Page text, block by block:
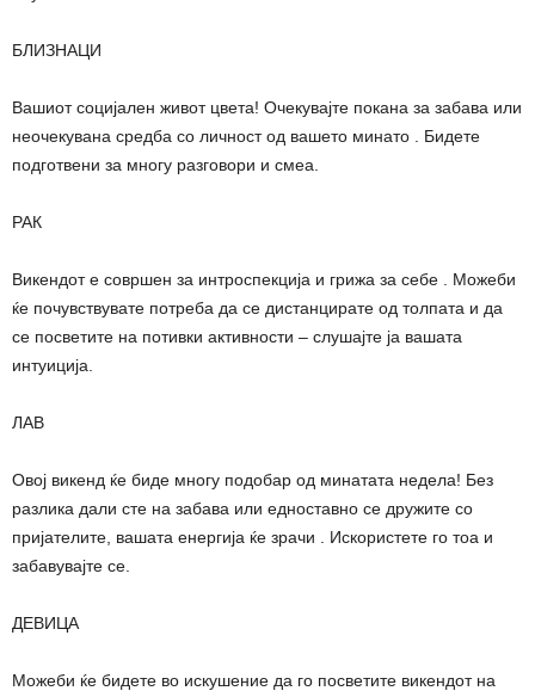
БЛИЗНАЦИ
Вашиот социјален живот цвета! Очекувајте покана за забава или
неочекувана средба со личност од вашето минато . Бидете
подготвени за многу разговори и смеа.
РАК
Викендот е совршен за интроспекција и грижа за себе . Можеби
ќе почувствувате потреба да се дистанцирате од толпата и да
се посветите на потивки активности – слушајте ја вашата
интуиција.
ЛАВ
Овој викенд ќе биде многу подобар од минатата недела! Без
разлика дали сте на забава или едноставно се дружите со
пријателите, вашата енергија ќе зрачи . Искористете го тоа и
забавувајте се.
ДЕВИЦА
Можеби ќе бидете во искушение да го посветите викендот на